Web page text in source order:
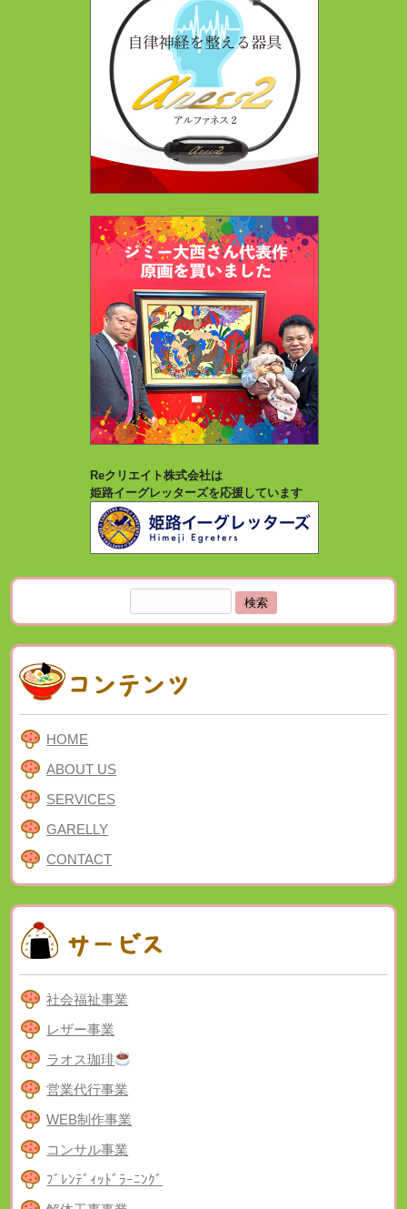
Reクリエイト株式会社は
姫路イーグレッターズを応援しています
索:
HOME
ABOUT US
SERVICES
GARELLY
CONTACT
社会福祉事業
レザー事業
ラオス珈琲
営業代行事業
WEB制作事業
コンサル事業
ﾌﾞﾚﾝﾃﾞｨｯﾄﾞﾗｰﾆﾝｸﾞ